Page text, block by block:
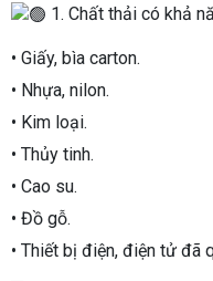
1. Chất thải có khả
• Giấy, bìa carton.
• Nhựa, nilon.
• Kim loại.
• Thủy tinh.
• Cao su.
• Đồ gỗ.
• Thiết bị điện, điện tử đã